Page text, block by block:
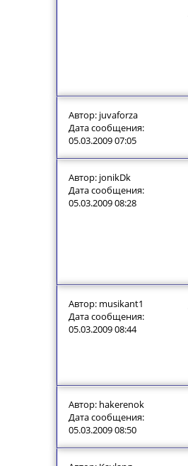
Автор: juvaforza
Дата сообщения:
05.03.2009 07:05
Автор: jonikDk
Дата сообщения:
05.03.2009 08:28
Автор: musikant1
Дата сообщения:
05.03.2009 08:44
Автор: hakerenok
Дата сообщения:
05.03.2009 08:50